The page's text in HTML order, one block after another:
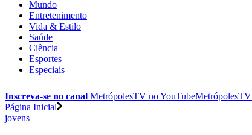
Mundo
Entretenimento
Vida & Estilo
Saúde
Ciência
Esportes
Especiais
Inscreva-se no canal MetrópolesTV noYouTubeMetrópolesTV
Página Inicial
jovens